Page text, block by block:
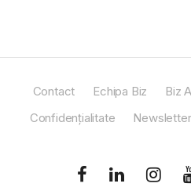
Contact Echipa Biz Biz
Confidențialitate
Newsletter